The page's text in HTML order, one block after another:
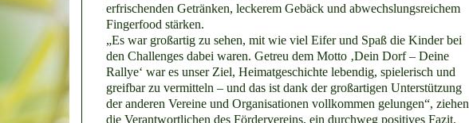
erfrischenden Getränken, leckerem Gebäck und abwechslungsreichem
Fingerfood stärken.
„Es war großartig zu sehen, mit wie viel Eifer und Spaß die Kinder bei
den Challenges dabei waren. Getreu dem Motto ‚Dein Dorf – Deine
Rallye‘ war es unser Ziel, Heimatgeschichte lebendig, spielerisch und
greifbar zu vermitteln – und das ist dank der großartigen Unterstützung
der anderen Vereine und Organisationen vollkommen gelungen“, ziehen
die Verantwortlichen des Fördervereins, ein durchweg positives Fazit.